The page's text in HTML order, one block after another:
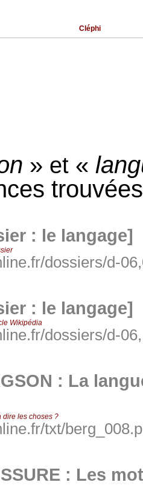
Cléphi
» et «
: le langage]
dossiers/d-
: le langage]
Wikipédia
dossiers/d-
: La
dire les choses ?
txt/
: Les